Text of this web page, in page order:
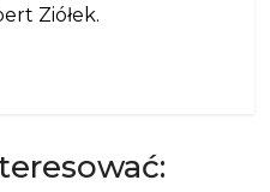
Ziółek.